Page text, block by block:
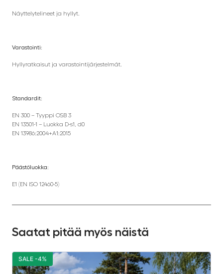
Näyttelytelineet ja hyllyt.
Varastointi:
Hyllyratkaisut ja varastointijärjestelmät.
Standardit:
EN 300 – Tyyppi OSB 3
EN 13501-1 – Luokka D-s1, d0
EN 13986:2004+A1:2015
Päästöluokka:
E1 (EN ISO 12460-5)
Saatat pitää myös näistä
SALE -4%